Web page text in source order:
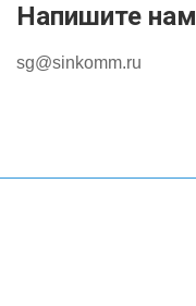
Напишите нам
sg@sinkomm.ru